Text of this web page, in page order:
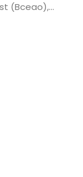
(Bceao),...